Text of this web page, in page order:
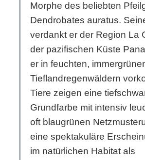
Morphe des beliebten
Dendrobates auratus.
verdankt er der Region La
der pazifischen Küste
er in feuchten,
Tieflandregenwäldern
Tiere zeigen eine
Grundfarbe mit intensiv
oft blaugrünen
eine spektakuläre
im natürlichen Habitat als